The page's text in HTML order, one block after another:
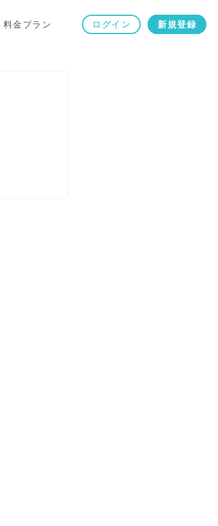
料金プラン ログイン 新規登録